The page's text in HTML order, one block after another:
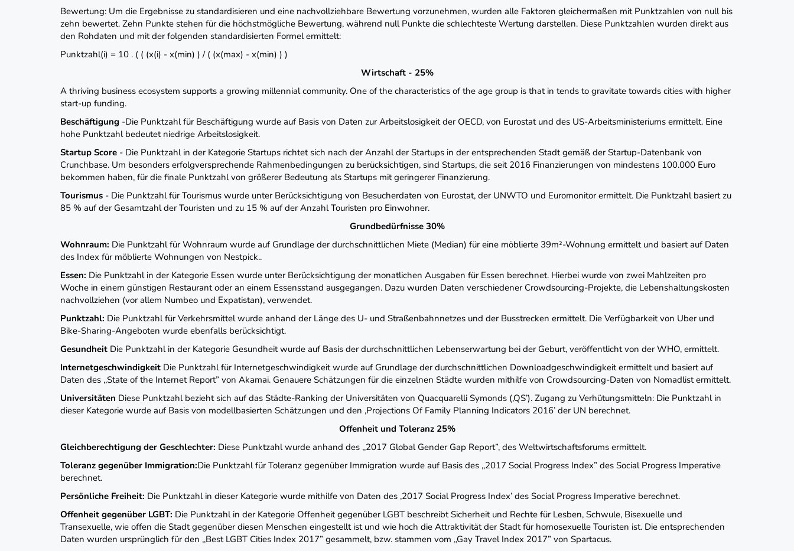
Bewertung: Um die Ergebnisse zu standardisieren und eine nachvollziehbare Bewertung vorzunehmen, wurden alle Faktoren gleichermaßen mit Punktzahlen von null bis
zehn bewertet. Zehn Punkte stehen für die höchstmögliche Bewertung, während null Punkte die schlechteste Wertung darstellen. Diese Punktzahlen wurden direkt aus
den Rohdaten und mit der folgenden standardisierten Formel ermittelt:
Punktzahl(i) = 10 . ( ( (x(i) - x(min) ) / ( (x(max) - x(min) ) )
Wirtschaft - 25%
A thriving business ecosystem supports a growing millennial community. One of the characteristics of the age group is that in tends to gravitate towards cities with higher
start-up funding.
Beschäftigung -Die Punktzahl für Beschäftigung wurde auf Basis von Daten zur Arbeitslosigkeit der OECD, von Eurostat und des US-Arbeitsministeriums ermittelt. Eine
hohe Punktzahl bedeutet niedrige Arbeitslosigkeit.
Startup Score - Die Punktzahl in der Kategorie Startups richtet sich nach der Anzahl der Startups in der entsprechenden Stadt gemäß der Startup-Datenbank von
Crunchbase. Um besonders erfolgversprechende Rahmenbedingungen zu berücksichtigen, sind Startups, die seit 2016 Finanzierungen von mindestens 100.000 Euro
bekommen haben, für die finale Punktzahl von größerer Bedeutung als Startups mit geringerer Finanzierung.
Tourismus - Die Punktzahl für Tourismus wurde unter Berücksichtigung von Besucherdaten von Eurostat, der UNWTO und Euromonitor ermittelt. Die Punktzahl basiert zu
85 % auf der Gesamtzahl der Touristen und zu 15 % auf der Anzahl Touristen pro Einwohner.
Grundbedürfnisse 30%
Wohnraum: Die Punktzahl für Wohnraum wurde auf Grundlage der durchschnittlichen Miete (Median) für eine möblierte 39m²-Wohnung ermittelt und basiert auf Daten
des Index für möblierte Wohnungen von Nestpick..
Essen: Die Punktzahl in der Kategorie Essen wurde unter Berücksichtigung der monatlichen Ausgaben für Essen berechnet. Hierbei wurde von zwei Mahlzeiten pro
Woche in einem günstigen Restaurant oder an einem Essensstand ausgegangen. Dazu wurden Daten verschiedener Crowdsourcing-Projekte, die Lebenshaltungskosten
nachvollziehen (vor allem Numbeo und Expatistan), verwendet.
Punktzahl: Die Punktzahl für Verkehrsmittel wurde anhand der Länge des U- und Straßenbahnnetzes und der Busstrecken ermittelt. Die Verfügbarkeit von Uber und
Bike-Sharing-Angeboten wurde ebenfalls berücksichtigt.
Gesundheit Die Punktzahl in der Kategorie Gesundheit wurde auf Basis der durchschnittlichen Lebenserwartung bei der Geburt, veröffentlicht von der WHO, ermittelt.
Internetgeschwindigkeit Die Punktzahl für Internetgeschwindigkeit wurde auf Grundlage der durchschnittlichen Downloadgeschwindigkeit ermittelt und basiert auf
Daten des ,,State of the Internet Report” von Akamai. Genauere Schätzungen für die einzelnen Städte wurden mithilfe von Crowdsourcing-Daten von Nomadlist ermittelt.
Universitäten Diese Punktzahl bezieht sich auf das Städte-Ranking der Universitäten von Quacquarelli Symonds (‚QS’). Zugang zu Verhütungsmitteln: Die Punktzahl in
dieser Kategorie wurde auf Basis von modellbasierten Schätzungen und den ,Projections Of Family Planning Indicators 2016’ der UN berechnet.
Offenheit und Toleranz 25%
Gleichberechtigung der Geschlechter: Diese Punktzahl wurde anhand des ,,2017 Global Gender Gap Report”, des Weltwirtschaftsforums ermittelt.
Toleranz gegenüber Immigration:Die Punktzahl für Toleranz gegenüber Immigration wurde auf Basis des ,‚2017 Social Progress Index” des Social Progress Imperative
berechnet.
Persönliche Freiheit: Die Punktzahl in dieser Kategorie wurde mithilfe von Daten des ,2017 Social Progress Index’ des Social Progress Imperative berechnet.
Offenheit gegenüber LGBT: Die Punktzahl in der Kategorie Offenheit gegenüber LGBT beschreibt Sicherheit und Rechte für Lesben, Schwule, Bisexuelle und
Transexuelle, wie offen die Stadt gegenüber diesen Menschen eingestellt ist und wie hoch die Attraktivität der Stadt für homosexuelle Touristen ist. Die entsprechenden
Daten wurden ursprünglich für den ‚,Best LGBT Cities Index 2017” gesammelt, bzw. stammen vom ‚,Gay Travel Index 2017” von Spartacus.